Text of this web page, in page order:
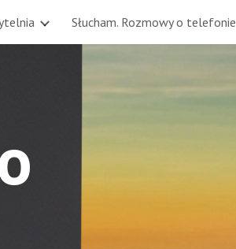
Słucham. Rozmowy o telefonie